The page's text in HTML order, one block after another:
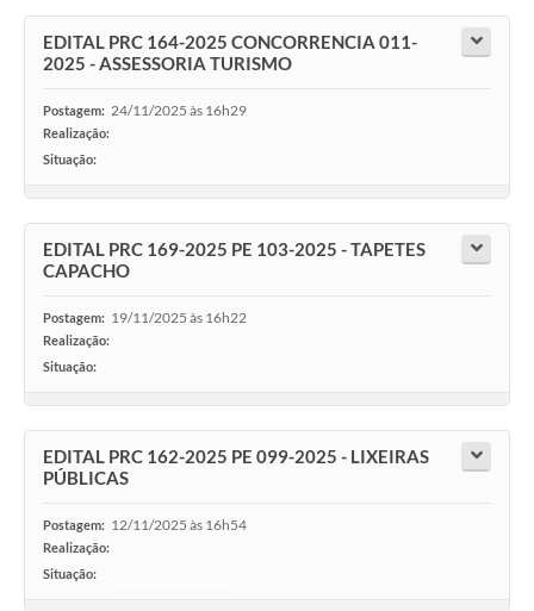
EDITAL PRC 164-2025 CONCORRENCIA 011-
2025 - ASSESSORIA TURISMO
Postagem: 24/11/2025 às 16h29
Realização:
Situação:
EDITAL PRC 169-2025 PE 103-2025 - TAPETES
CAPACHO
Postagem: 19/11/2025 às 16h22
Realização:
Situação:
EDITAL PRC 162-2025 PE 099-2025 - LIXEIRAS
PÚBLICAS
Postagem: 12/11/2025 às 16h54
Realização:
Situação: